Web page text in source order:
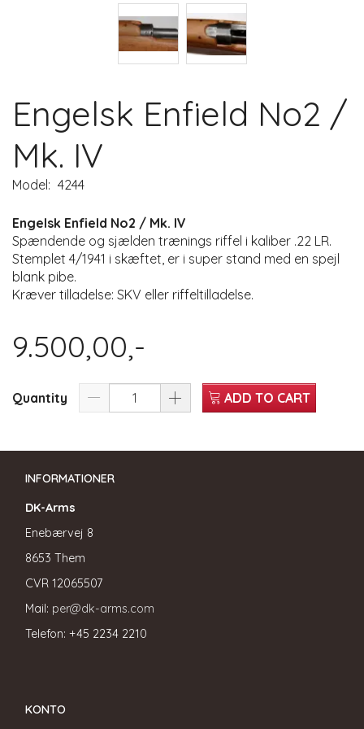
Engelsk Enfield No2 /
Mk. IV
Model: 4244
Engelsk Enfield No2 / Mk. IV
Spændende og sjælden trænings riffel i kaliber .22 LR.
Stemplet 4/1941 i skæftet, er i super stand med en spejl
blank pibe.
Kræver tilladelse: SKV eller riffeltilladelse.
9.500,00,-
Quantity ADD TO CART
INFORMATIONER
DK-Arms
Enebærvej 8
8653 Them
CVR 12065507
Mail: per@dk-arms.com
Telefon: +45 2234 2210
KONTO